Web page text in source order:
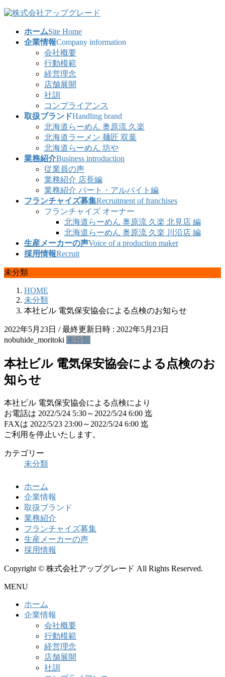
コ
ナ
ホームSite Home
企業情報Company information
会社概要
行動模範
経営理念
店舗展開
社訓
コンプライアンス
取扱ブランドHandling brand
北海道らーめん 奥原流 久楽
北海道ラーメン 麺匠 双葉
北海道らーめん 坊や
業務紹介Business introduction
従業員の声
業務紹介 店長編
業務紹介 パート・アルバイト編
フランチャイズ募集Recruitment of franchises
フランチャイズ オーナー
北海道らーめん 奥原流 久楽 北見店 編
北海道らーめん 奥原流 久楽 川沿店 編
生産メーカーの声Voice of a production maker
採用情報Recruit
未分類
HOME
未分類
本社ビル 電気保安協会による点検のお知らせ
2022年5月23日 / 最終更新日時 : 2022年5月23日
nobuhide_moritoki 未分類
本社ビル 電気保安協会による点検のお
知らせ
本社ビル 電気保安協会による点検により
お電話は 2022/5/24 5:30～2022/5/24 6:00 迄
FAXは 2022/5/23 23:00～2022/5/24 6:00 迄
ご利用を停止いたします。
カテゴリー
未分類
ホーム
企業情報
取扱ブランド
業務紹介
フランチャイズ募集
生産メーカーの声
採用情報
Copyright © 株式会社アップグレード All Rights Reserved.
MENU
ホーム
企業情報
会社概要
行動模範
経営理念
店舗展開
社訓